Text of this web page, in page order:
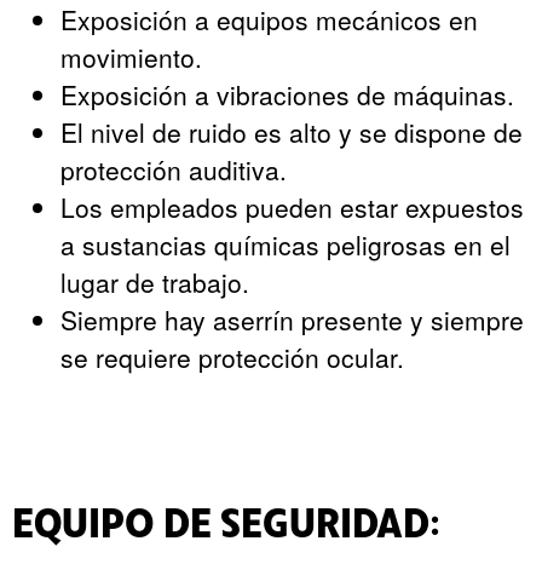
Exposición a equipos mecánicos en
movimiento.
Exposición a vibraciones de máquinas.
El nivel de ruido es alto y se dispone de
protección auditiva.
Los empleados pueden estar expuestos
a sustancias químicas peligrosas en el
lugar de trabajo.
Siempre hay aserrín presente y siempre
se requiere protección ocular.
EQUIPO DE SEGURIDAD: